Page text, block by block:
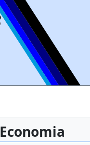
Economia